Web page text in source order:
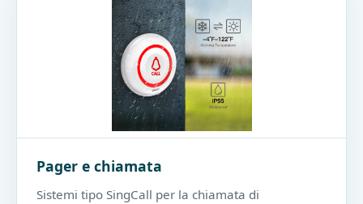
Pager e chiamata
Sistemi tipo SingCall per la chiamata di